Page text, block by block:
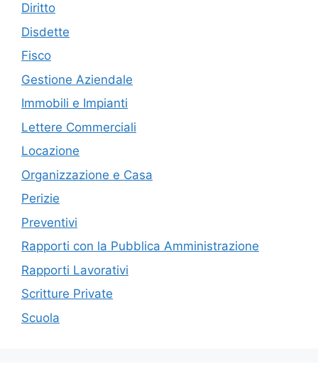
Diritto
Disdette
Fisco
Gestione Aziendale
Immobili e Impianti
Lettere Commerciali
Locazione
Organizzazione e Casa
Perizie
Preventivi
Rapporti con la Pubblica Amministrazione
Rapporti Lavorativi
Scritture Private
Scuola